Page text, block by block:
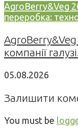
AgroBerry&Veg
переробка:
AgroBerry&Veg
компанії
05.08.2026
Залишити
You must be